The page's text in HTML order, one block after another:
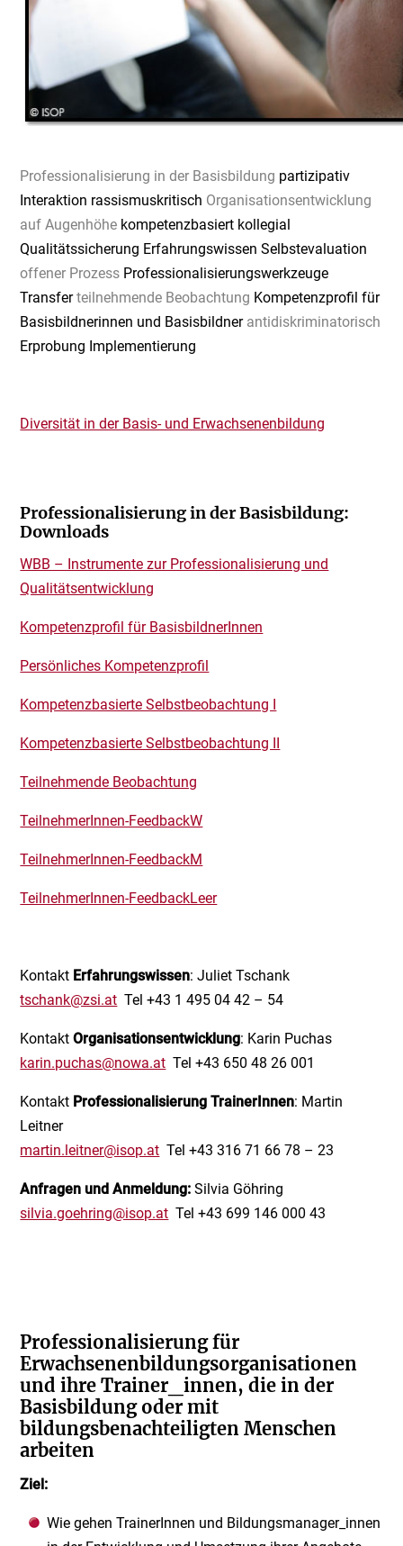
Professionalisierung in der Basisbildung partizipativ
Interaktion rassismuskritisch Organisationsentwicklung
auf Augenhöhe kompetenzbasiert kollegial
Qualitätssicherung Erfahrungswissen Selbstevaluation
offener Prozess Professionalisierungswerkzeuge
Transferteilnehmende Beobachtung Kompetenzprofil für
Basisbildnerinnen und Basisbildner antidiskriminatorisch
Erprobung Implementierung
Diversität in der Basis- und Erwachsenenbildung
Professionalisierung in der Basisbildung:
Downloads
WBB – Instrumente zur Professionalisierung und
Qualitätsentwicklung
Kompetenzprofil für BasisbildnerInnen
Persönliches Kompetenzprofil
Kompetenzbasierte Selbstbeobachtung I
Kompetenzbasierte Selbstbeobachtung II
Teilnehmende Beobachtung
TeilnehmerInnen-FeedbackW
TeilnehmerInnen-FeedbackM
TeilnehmerInnen-FeedbackLeer
Kontakt Erfahrungswissen: Juliet Tschank
tschank@zsi.at Tel +43 1 495 04 42 – 54
KontaktOrganisationsentwicklung: Karin Puchas
karin.puchas@nowa.at Tel +43 650 48 26 001
Kontakt Professionalisierung TrainerInnen: Martin
Leitner
martin.leitner@isop.at Tel +43 316 71 66 78 – 23
Anfragen und Anmeldung: Silvia Göhring
silvia.goehring@isop.at Tel +43 699 146 000 43
Professionalisierung für
Erwachsenenbildungsorganisationen
und ihre Trainer_innen, die in der
Basisbildung oder mit
bildungsbenachteiligten Menschen
arbeiten
Ziel:
Wie gehen TrainerInnen und Bildungsmanager_innen